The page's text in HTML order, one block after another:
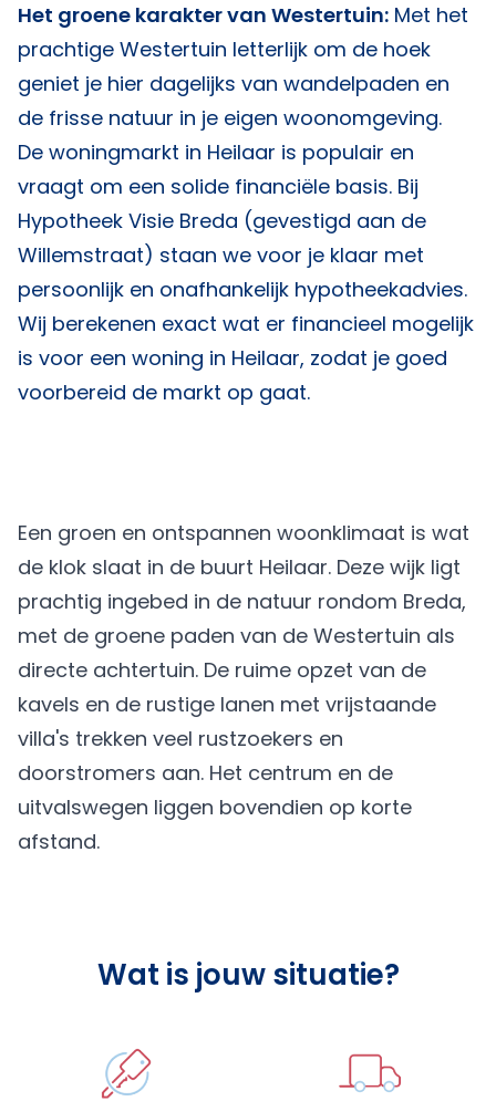
Het groene karakter van Westertuin: Met het
prachtige Westertuin letterlijk om de hoek
geniet je hier dagelijks van wandelpaden en
de frisse natuur in je eigen woonomgeving.
De woningmarkt in Heilaar is populair en
vraagt om een solide financiële basis. Bij
Hypotheek Visie Breda (gevestigd aan de
Willemstraat) staan we voor je klaar met
persoonlijk en onafhankelijk hypotheekadvies.
Wij berekenen exact wat er financieel mogelijk
is voor een woning in Heilaar, zodat je goed
voorbereid de markt op gaat.
Een groen en ontspannen woonklimaat is wat
de klok slaat in de buurt Heilaar. Deze wijk ligt
prachtig ingebed in de natuur rondom Breda,
met de groene paden van de Westertuin als
directe achtertuin. De ruime opzet van de
kavels en de rustige lanen met vrijstaande
villa's trekken veel rustzoekers en
doorstromers aan. Het centrum en de
uitvalswegen liggen bovendien op korte
afstand.
Wat is jouw situatie?